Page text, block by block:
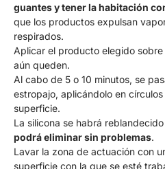
guantes y tener la habitación
que los productos expulsan
respirados.
Aplicar el producto elegido
aún queden.
Al cabo de 5 o 10 minutos, se
estropajo, aplicándolo en
superficie.
La silicona se habrá
podrá eliminar sin problemas.
Lavar la zona de actuación con
superficie con la que se esté